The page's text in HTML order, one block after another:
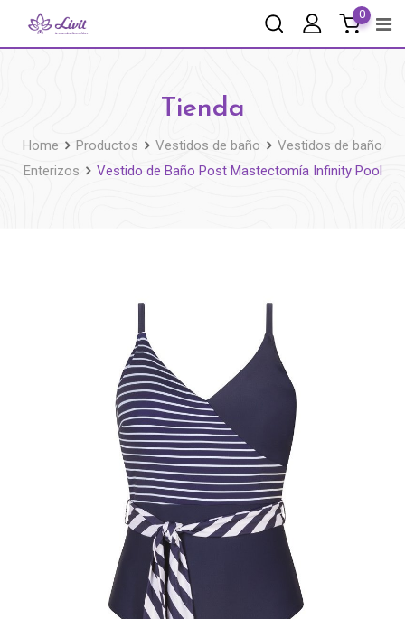
0
Tienda
Home Productos Vestidos de baño
Vestidos de baño
Enterizos
Vestido de Baño Post Mastectomía Infinity Pool